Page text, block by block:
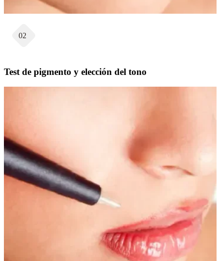
02
Test de pigmento y elección del tono